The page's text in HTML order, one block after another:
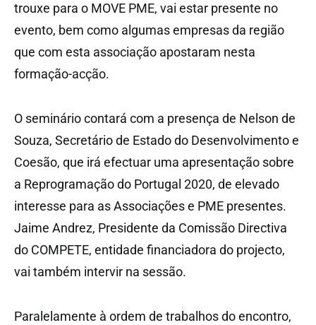
trouxe para o MOVE PME, vai estar presente no
evento, bem como algumas empresas da região
que com esta associação apostaram nesta
formação-acção.
O seminário contará com a presença de Nelson de
Souza, Secretário de Estado do Desenvolvimento e
Coesão, que irá efectuar uma apresentação sobre
a Reprogramação do Portugal 2020, de elevado
interesse para as Associações e PME presentes.
Jaime Andrez, Presidente da Comissão Directiva
do COMPETE, entidade financiadora do projecto,
vai também intervir na sessão.
Paralelamente à ordem de trabalhos do encontro,